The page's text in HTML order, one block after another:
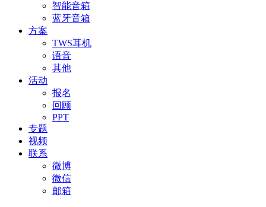
智能音箱
蓝牙音箱
方案
TWS耳机
语音
其他
活动
报名
回顾
PPT
专题
视频
联系
微博
微信
邮箱